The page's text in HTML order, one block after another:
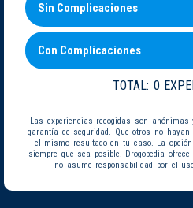
Sin Complicaciones
Con Complicaciones
TOTAL: 0
Las experiencias recogidas son
garantía de seguridad. Que otros no
el mismo resultado en tu caso. La
siempre que sea posible. Drogopedia
no asume responsabilidad por el